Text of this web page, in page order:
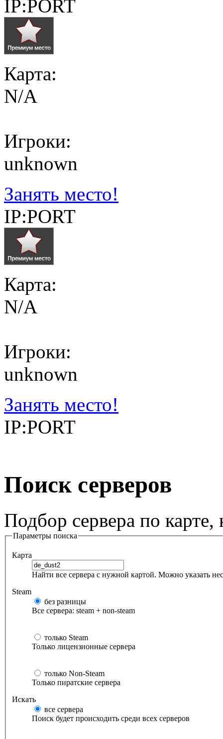
IP:PORT
Карта:
N/A
Игроки:
unknown
Занять место!
IP:PORT
Карта:
N/A
Игроки:
unknown
Занять место!
IP:PORT
Поиск серверов
Подбор сервера по карте,
Параметры поиска
Карта
Найти все сервера с нужной картой. Можно указать
Steam
без разницы
Все сервера: steam + non-steam
только Steam
Только лицензионные сервера
только Non-Steam
Только пиратские сервера
Искать
все сервера
Поиск будет происходить среди всех серверов